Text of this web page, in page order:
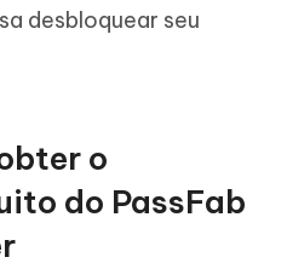
desbloquear seu
o
do PassFab